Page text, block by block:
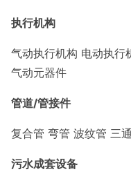
执行机构
气动执行机构 电动执行
气动元器件
管道/管接件
复合管 弯管 波纹管 三
污水成套设备